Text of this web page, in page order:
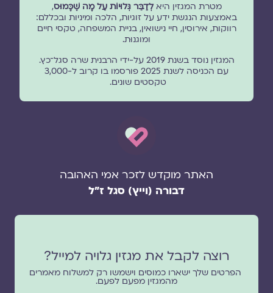
מטרת המגזין היאלְדַבֵּר גְּלוּיוֹת עַל מָה שֶׁכָּמוּס,
באמצעות הנגשת ידע על זוגיות, הלכה ומיניות ובכללם:
רווקות, אירוסין, חיי נישואין, בניית המשפחה, טקסי חיים
ומוגנוּת.
המגזין נוסד בשנת 2019 על-ידי הרבנית שרה סגל־כץ.
עם הכניסה לשנת 2025 פורסמו בו קרוב ל-3,000
טקסטים שונים.
האתר מוקדש לזכר אמי האהובה
דבורה (וייץ) סגל ז"ל
רוצה לקבל את מגזין גלויה למייל?
הפרטים שלך ישארו כמוסים וישמשו רק למשלוח מאמרים
מהמגזין מפעם לפעם.